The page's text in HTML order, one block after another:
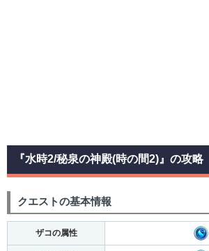
『水時2/秘泉の神殿(時の間2)』の攻略
クエストの基本情報
ザコの属性